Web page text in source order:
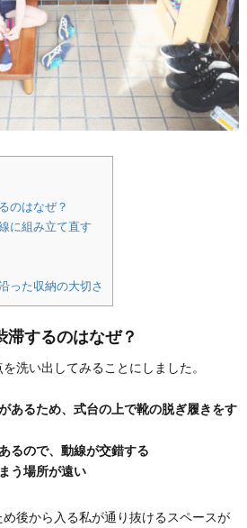
のはなぜ？
に組み立て直す
った収納の大切さ
滞するのはなぜ？
洗い出してみることにしました。
あるため、式台の上で靴の脱ぎ履きをす
るので、動線が交錯する
う場所が遠い
後から入る私が通り抜けるスペースが